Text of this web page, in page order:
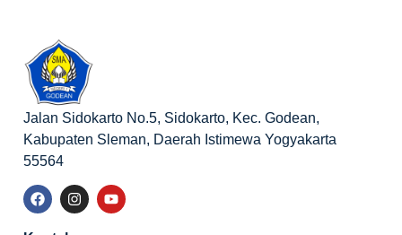
Jalan Sidokarto No.5, Sidokarto, Kec. Godean,
Kabupaten Sleman, Daerah Istimewa Yogyakarta
55564